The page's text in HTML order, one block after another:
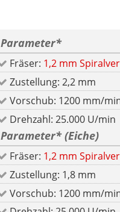
Parameter*
Fräser: 1,2 mm
Zustellung: 2,2 mm
Vorschub: 1200 mm/
Drehzahl: 25.000 U/min
Parameter* (Eiche)
Fräser: 1,2 mm
Zustellung: 1,8 mm
Vorschub: 1200 mm/